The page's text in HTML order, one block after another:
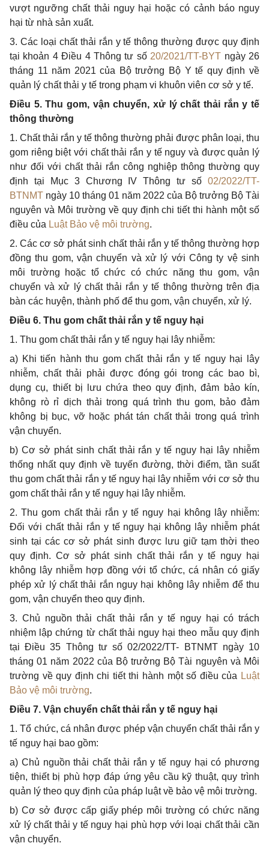
vượt ngưỡng chất thải nguy hại hoặc có cảnh báo nguy
hại từ nhà sản xuất.
3. Các loại chất thải rắn y tế thông thường được quy định
tại khoản 4 Điều 4 Thông tư số 20/2021/TT-BYT ngày 26
tháng 11 năm 2021 của Bộ trưởng Bộ Y tế quy định về
quản lý chất thải y tế trong phạm vi khuôn viên cơ sở y tế.
Điều 5. Thu gom, vận chuyển, xử lý chất thải rắn y tế
thông thường
1. Chất thải rắn y tế thông thường phải được phân loại, thu
gom riêng biệt với chất thải rắn y tế nguy và được quản lý
như đối với chất thải rắn công nghiệp thông thường quy
định tại Mục 3 Chương IV Thông tư số 02/2022/TT-
BTNMT ngày 10 tháng 01 năm 2022 của Bộ trưởng Bộ Tài
nguyên và Môi trường về quy định chi tiết thi hành một số
điều của Luật Bảo vệ môi trường.
2. Các cơ sở phát sinh chất thải rắn y tế thông thường hợp
đồng thu gom, vận chuyển và xử lý với Công ty vệ sinh
môi trường hoặc tổ chức có chức năng thu gom, vận
chuyển và xử lý chất thải rắny tế thông thường trên địa
bàn các huyện, thành phố để thu gom, vận chuyển, xử lý.
Điều 6. Thu gom chất thải rắn y tế nguy hại
1. Thu gom chất thải rắn y tế nguy hại lây nhiễm:
a) Khi tiến hành thu gom chất thải rắn y tế nguy hại lây
nhiễm, chất thải phải được đóng gói trong các bao bì,
dụng cụ, thiết bị lưu chứa theo quy định, đảm bảo kín,
không rò rỉ dịch thải trong quá trình thu gom, bảo đảm
không bị bục, vỡ hoặc phát tán chất thải trong quá trình
vận chuyển.
b) Cơ sở phát sinh chất thải rắn y tế nguy hại lây nhiễm
thống nhất quy định về tuyến đường, thời điểm, tần suất
thu gom chất thải rắn y tế nguy hại lây nhiễm với cơ sở thu
gom chất thải rắn y tế nguy hại lây nhiễm.
2. Thu gom chất thải rắn y tế nguy hại không lây nhiễm:
Đối với chất thải rắn y tế nguy hại không lây nhiễm phát
sinh tại các cơ sở phát sinh được lưu giữ tạm thời theo
quy định. Cơ sở phát sinh chất thải rắny tế nguy hại
không lây nhiễm hợp đồng với tổ chức, cá nhân có giấy
phép xử lý chất thải rắn nguy hại không lây nhiễm để thu
gom, vận chuyển theo quy định.
3. Chủ nguồn thải chất thải rắny tế nguy hại có trách
nhiệm lập chứng từ chất thải nguy hại theo mẫu quy định
tại Điều 35 Thông tư số 02/2022/TT- BTNMT ngày 10
tháng 01 năm 2022 của Bộ trưởng Bộ Tài nguyên và Môi
trường về quy định chi tiết thi hành một số điều của Luật
Bảo vệ môi trường.
Điều 7. Vận chuyển chất thải rắn y tế nguy hại
1. Tổ chức, cá nhân được phép vận chuyển chất thải rắn y
tế nguy hại bao gồm:
a) Chủ nguồn thải chất thải rắny tế nguy hại có phương
tiện, thiết bị phù hợp đáp ứng yêu cầu kỹ thuật, quy trình
quản lý theo quy định của pháp luật về bảo vệ môi trường.
b) Cơ sở được cấp giấy phép môi trường có chức năng
xử lý chất thải y tế nguy hại phù hợp với loại chất thải cần
vận chuyển.